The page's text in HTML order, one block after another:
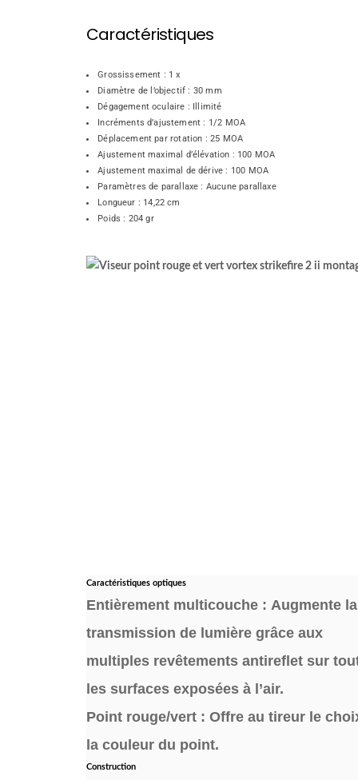
Caractéristiques
Grossissement : 1 x
Diamètre de l’objectif : 30 mm
Dégagement oculaire : Illimité
Incréments d’ajustement : 1/2 MOA
Déplacement par rotation : 25 MOA
Ajustement maximal d’élévation : 100 MOA
Ajustement maximal de dérive : 100 MOA
Paramètres de parallaxe : Aucune parallaxe
Longueur : 14,22 cm
Poids : 204 gr
Caractéristiques optiques
Entièrement multicouche : Augmente la
transmission de lumière grâce aux
multiples revêtements antireflet sur
les surfaces exposées à l’air.
Point rouge/vert : Offre au tireur le
la couleur du point.
Construction